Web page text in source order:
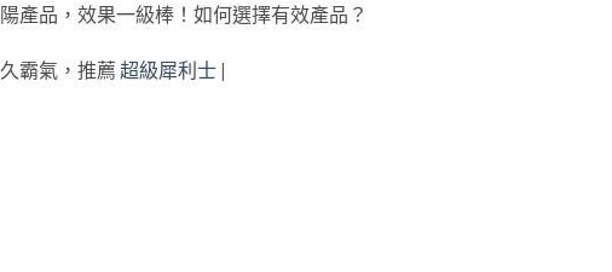
產品，效果一級棒！如何選擇有效產品？
霸氣，推薦 超級犀利士 |